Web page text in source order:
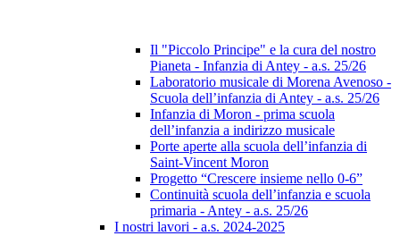
Il "Piccolo Principe" e la cura del nostro
Pianeta - Infanzia di Antey - a.s. 25/26
Laboratorio musicale di Morena Avenoso -
Scuola dell’infanzia di Antey - a.s. 25/26
Infanzia di Moron - prima scuola
dell’infanzia a indirizzo musicale
Porte aperte alla scuola dell’infanzia di
Saint-Vincent Moron
Progetto “Crescere insieme nello 0-6”
Continuità scuola dell’infanzia e scuola
primaria - Antey - a.s. 25/26
I nostri lavori - a.s. 2024-2025